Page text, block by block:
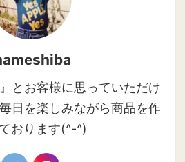
とお客様に思っていただけ
日を楽しみながら商品を作
おります(^-^)